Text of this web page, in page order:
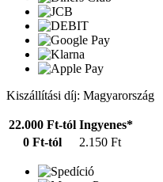
Kiszállítási díj: Magyarország
22.000 Ft-tól Ingyenes*
0 Ft-tól
2.150 Ft